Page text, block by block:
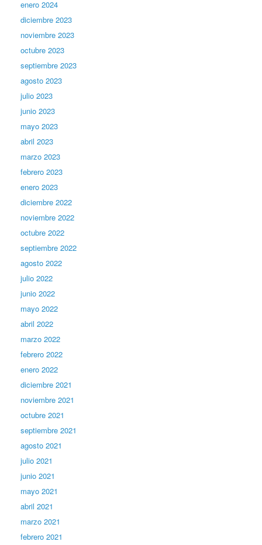
enero 2024
diciembre 2023
noviembre 2023
octubre 2023
septiembre 2023
agosto 2023
julio 2023
junio 2023
mayo 2023
abril 2023
marzo 2023
febrero 2023
enero 2023
diciembre 2022
noviembre 2022
octubre 2022
septiembre 2022
agosto 2022
julio 2022
junio 2022
mayo 2022
abril 2022
marzo 2022
febrero 2022
enero 2022
diciembre 2021
noviembre 2021
octubre 2021
septiembre 2021
agosto 2021
julio 2021
junio 2021
mayo 2021
abril 2021
marzo 2021
febrero 2021